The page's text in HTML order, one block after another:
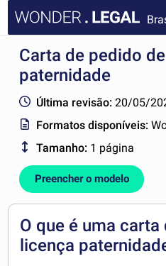
HOME
FAQ
MINHA CONTA
Carta de pedido
paternidade
Última revisão: 20/05/
Formatos disponíveis:
Tamanho: 1 página
Preencher o modelo
O que é uma
licença